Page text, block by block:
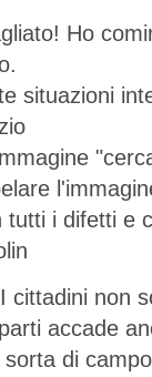
Ho
situazioni
tutti i difetti e
cittadini non
accade
sorta di